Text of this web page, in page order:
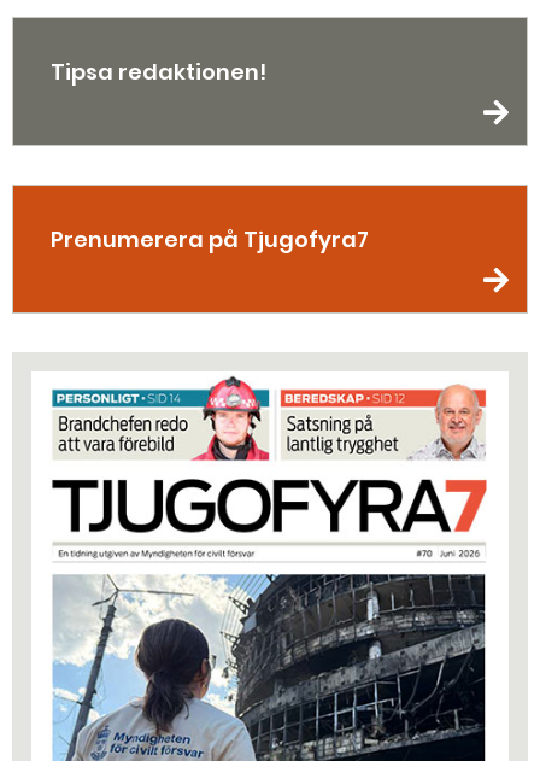
Tipsa redaktionen!
Prenumerera på Tjugofyra7